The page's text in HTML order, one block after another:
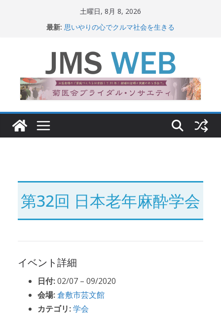
ッ
土曜日, 8月 8, 2026
最新: 思いやりの心でクルマ社会を生きる
関東大震災から100 年
新生ニッポン！
第32回 日本老年麻酔学会
イベント詳細
日付:02/07 – 09/2020
会場:倉敷市芸文館
カテゴリ:学会